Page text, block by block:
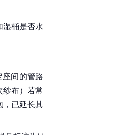
湿桶是否水
座间的管路
纱布）若常
，已延长其